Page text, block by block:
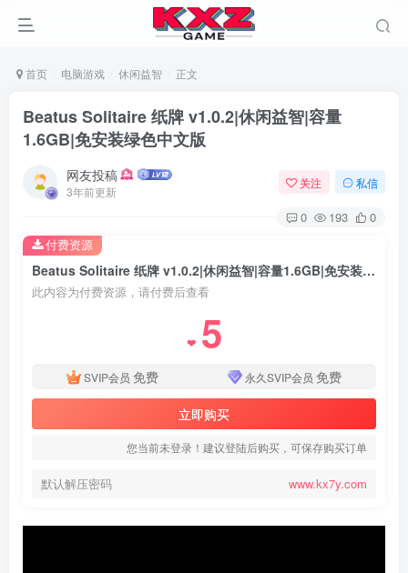
首页 电脑游戏 休闲益智 正文
Beatus Solitaire 纸牌 v1.0.2|休闲益智|容量
1.6GB|免安装绿色中文版
网友投稿
3年前更新
关注 私信
0 193 0
Beatus Solitaire 纸牌 v1.0.2|休闲益智|容量1.6GB|免安装绿色中文版
此内容为付费资源，请付费后查看
❤ 5
SVIP会员 免费 永久SVIP会员 免费
立即购买
您当前未登录！建议登陆后购买，可保存购买订单
默认解压密码 www.kx7y.com
付费资源